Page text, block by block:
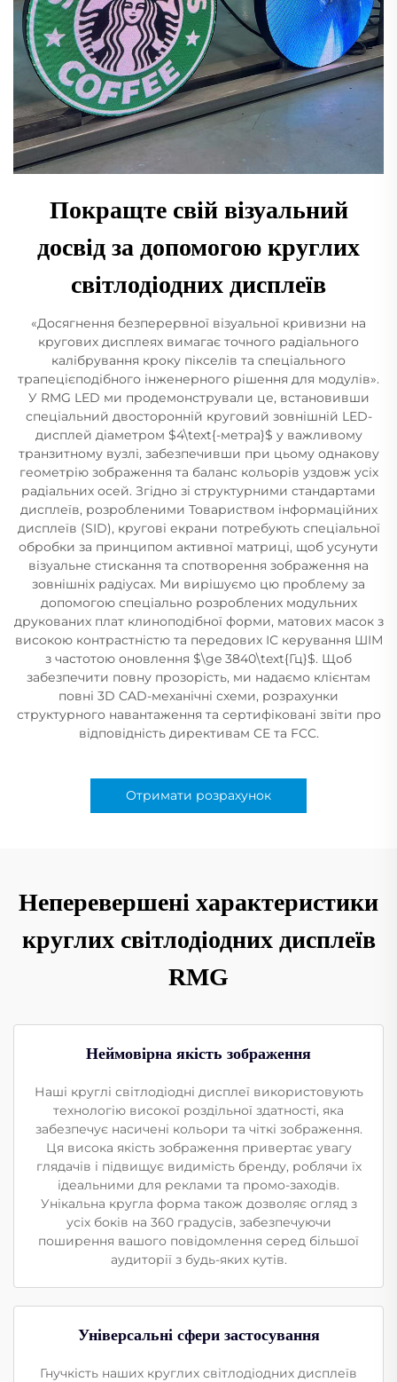
Покращте свій візуальний
досвід за допомогою круглих
світлодіодних дисплеїв
«Досягнення безперервної візуальної кривизни на
кругових дисплеях вимагає точного радіального
калібрування кроку пікселів та спеціального
трапецієподібного інженерного рішення для модулів».
У RMG LED ми продемонстрували це, встановивши
спеціальний двосторонній круговий зовнішній LED-
дисплей діаметром $4\text{-метра}$ у важливому
транзитному вузлі, забезпечивши при цьому однакову
геометрію зображення та баланс кольорів уздовж усіх
радіальних осей. Згідно зі структурними стандартами
дисплеїв, розробленими Товариством інформаційних
дисплеїв (SID), кругові екрани потребують спеціальної
обробки за принципом активної матриці, щоб усунути
візуальне стискання та спотворення зображення на
зовнішніх радіусах. Ми вирішуємо цю проблему за
допомогою спеціально розроблених модульних
друкованих плат клиноподібної форми, матових масок з
високою контрастністю та передових ІС керування ШІМ
з частотою оновлення $\ge 3840\text{Гц}$. Щоб
забезпечити повну прозорість, ми надаємо клієнтам
повні 3D CAD-механічні схеми, розрахунки
структурного навантаження та сертифіковані звіти про
відповідність директивам CE та FCC.
Отримати розрахунок
Неперевершені характеристики
круглих світлодіодних дисплеїв
RMG
Неймовірна якість зображення
Наші круглі світлодіодні дисплеї використовують
технологію високої роздільної здатності, яка
забезпечує насичені кольори та чіткі зображення.
Ця висока якість зображення привертає увагу
глядачів і підвищує видимість бренду, роблячи їх
ідеальними для реклами та промо-заходів.
Унікальна кругла форма також дозволяє огляд з
усіх боків на 360 градусів, забезпечуючи
поширення вашого повідомлення серед більшої
аудиторії з будь-яких кутів.
Універсальні сфери застосування
Гнучкість наших круглих світлодіодних дисплеїв